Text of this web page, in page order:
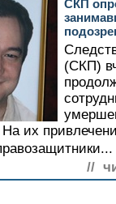
СКП
(СКП)
На их
//